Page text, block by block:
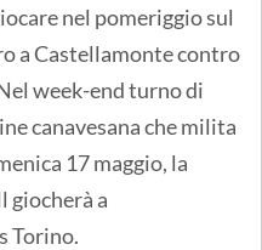
nel pomeriggio sul
a Castellamonte contro
week-end turno di
canavesana che milita
17 maggio, la
giocherà a
Torino.